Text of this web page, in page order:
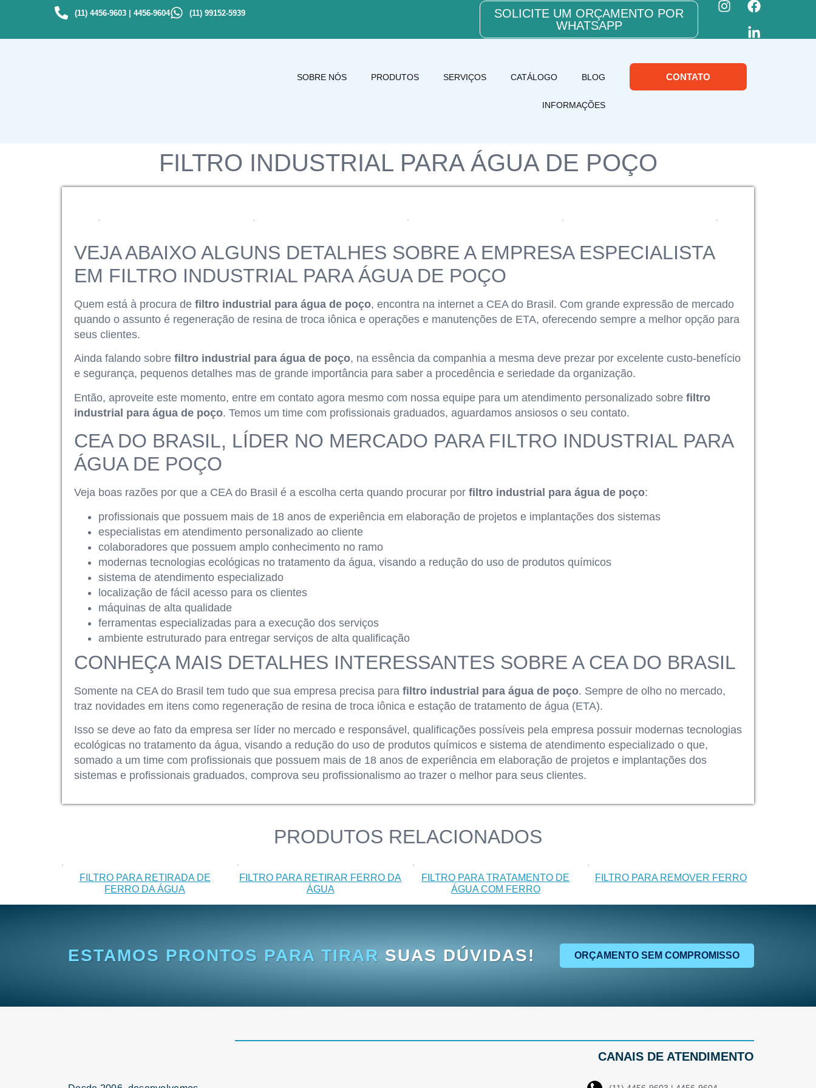
(11) 4456-9603 | 4456-9604 (11) 99152-5939
SOLICITE UM ORÇAMENTO POR
WHATSAPP
SOBRE NÓS PRODUTOS SERVIÇOS CATÁLOGO BLOG
INFORMAÇÕES
CONTATO
FILTRO INDUSTRIAL PARA ÁGUA DE POÇO
VEJA ABAIXO ALGUNS DETALHES SOBRE A EMPRESA ESPECIALISTA
EM FILTRO INDUSTRIAL PARA ÁGUA DE POÇO
Quem está à procura de filtro industrial para água de poço, encontra na internet a CEA do Brasil. Com grande expressão de mercado
quando o assunto é regeneração de resina de troca iônica e operações e manutenções de ETA, oferecendo sempre a melhor opção para
seus clientes.
Ainda falando sobre filtro industrial para água de poço, na essência da companhia a mesma deve prezar por excelente custo-benefício
e segurança, pequenos detalhes mas de grande importância para saber a procedência e seriedade da organização.
Então, aproveite este momento, entre em contato agora mesmo com nossa equipe para um atendimento personalizado sobre filtro
industrial para água de poço. Temos um time com profissionais graduados, aguardamos ansiosos o seu contato.
CEA DO BRASIL, LÍDER NO MERCADO PARA FILTRO INDUSTRIAL PARA
ÁGUA DE POÇO
Veja boas razões por que a CEA do Brasil é a escolha certa quando procurar por filtro industrial para água de poço:
profissionais que possuem mais de 18 anos de experiência em elaboração de projetos e implantações dos sistemas
especialistas em atendimento personalizado ao cliente
colaboradores que possuem amplo conhecimento no ramo
modernas tecnologias ecológicas no tratamento da água, visando a redução do uso de produtos químicos
sistema de atendimento especializado
localização de fácil acesso para os clientes
máquinas de alta qualidade
ferramentas especializadas para a execução dos serviços
ambiente estruturado para entregar serviços de alta qualificação
CONHEÇA MAIS DETALHES INTERESSANTES SOBRE A CEA DO BRASIL
Somente na CEA do Brasil tem tudo que sua empresa precisa para filtro industrial para água de poço. Sempre de olho no mercado,
traz novidades em itens como regeneração de resina de troca iônica e estação de tratamento de água (ETA).
Isso se deve ao fato da empresa ser líder no mercado e responsável, qualificações possíveis pela empresa possuir modernas tecnologias
ecológicas no tratamento da água, visando a redução do uso de produtos químicos e sistema de atendimento especializado o que,
somado a um time com profissionais que possuem mais de 18 anos de experiência em elaboração de projetos e implantações dos
sistemas e profissionais graduados, comprova seu profissionalismo ao trazer o melhor para seus clientes.
PRODUTOS RELACIONADOS
FILTRO PARA RETIRADA DE
FERRO DA ÁGUA
FILTRO PARA RETIRAR FERRO DA
ÁGUA
FILTRO PARA TRATAMENTO DE
ÁGUA COM FERRO
FILTRO PARA REMOVER FERRO
ESTAMOS PRONTOS PARA TIRAR SUAS DÚVIDAS! ORÇAMENTO SEM COMPROMISSO
CANAIS DE ATENDIMENTO